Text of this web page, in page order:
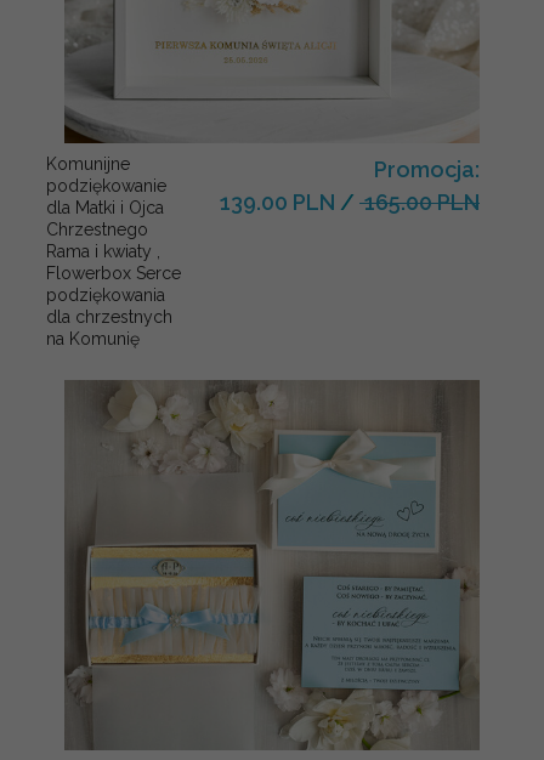
Komunijne
podziękowanie
dla Matki i Ojca
Chrzestnego
Rama i kwiaty ,
Flowerbox Serce
podziękowania
dla chrzestnych
na Komunię
Promocja:
139.00 PLN / 165.00 PLN